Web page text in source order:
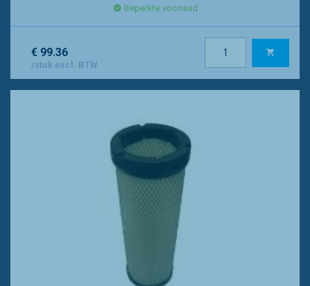
Beperkte voorraad
€ 99.36
/stuk excl. BTW